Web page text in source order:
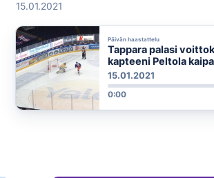
15.01.2021
Päivän haastattelu
Tappara palasi
kapteeni Peltola
faneja katsomoon
15.01.2021
0:00